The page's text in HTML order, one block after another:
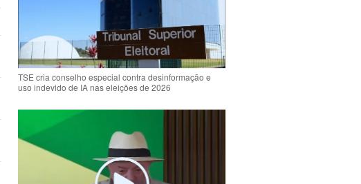
TSE cria conselho especial contra desinformação e
uso indevido de IA nas eleições de 2026